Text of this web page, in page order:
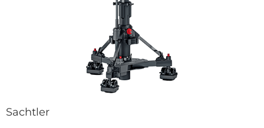
Sachtler